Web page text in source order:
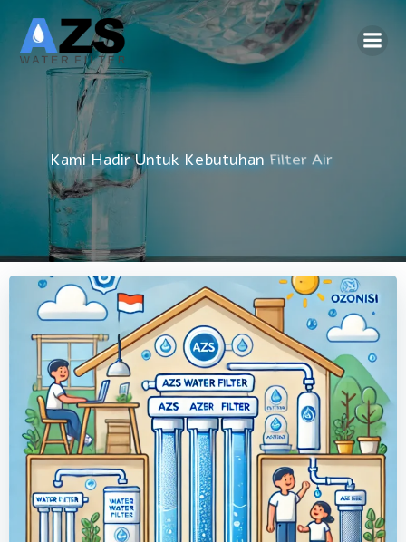
Skip
to
content
Kami Hadir Untuk Kebutuhan Filter Air